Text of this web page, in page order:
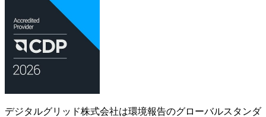
デジタルグリッド株式会社は環境報告のグローバルスタンダ